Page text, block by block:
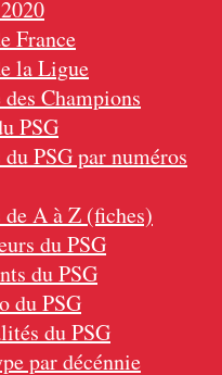
France
la Ligue
Champions
PSG
PSG par numéros
A à Z (fiches)
du PSG
du PSG
du PSG
du PSG
par décénnie